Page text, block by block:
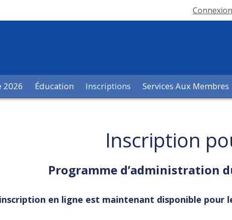
Connexion
2026 Éducation Inscriptions Services Aux Membres
Inscription
Programme d’administration
en ligne est maintenant disponible pour